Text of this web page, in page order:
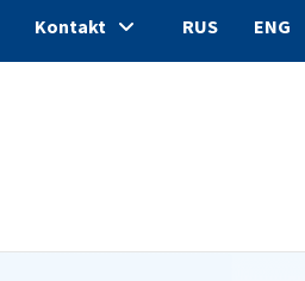
Kontakt RUS ENG